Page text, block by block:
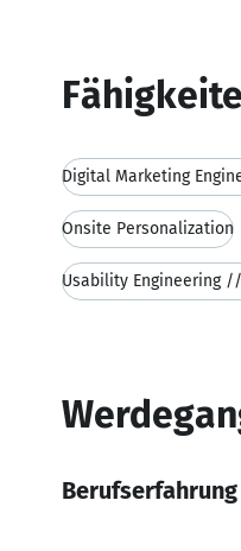
Digital Marketing
Onsite Personalization
Usability Engineering